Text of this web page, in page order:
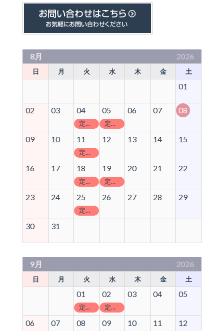
8月 2026
日 月 火 水 木 金 土
01
02 03 04
定休日
05
定休日
06 07 08
09 10 11
定休日
12 13 14 15
16 17 18
定休日
19
定休日
20 21 22
23 24 25
定休日
26 27 28 29
30 31
9月 2026
日 月 火 水 木 金 土
01
定休日
02
定休日
03 04 05
06 07 08 09 10 11 12